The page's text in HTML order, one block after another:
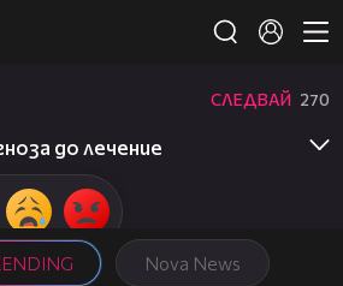
Nova News
СЛЕДВАЙ 270
до лечение